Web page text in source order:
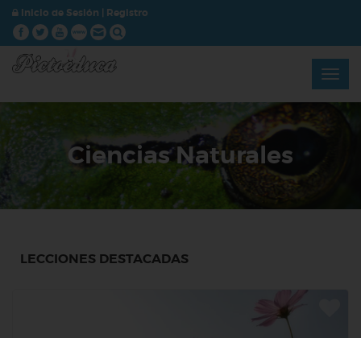
Inicio de Sesión Registro
Ciencias Naturales
LECCIONES DESTACADAS